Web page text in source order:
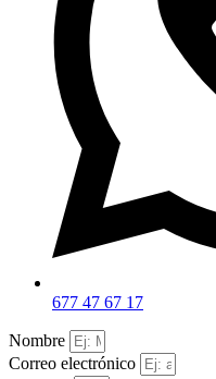
677 47 67 17
Nombre
Correo electrónico